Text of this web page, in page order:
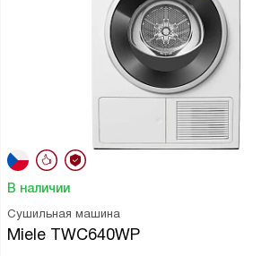
В наличии
Сушильная машина
Miele TWC640WP